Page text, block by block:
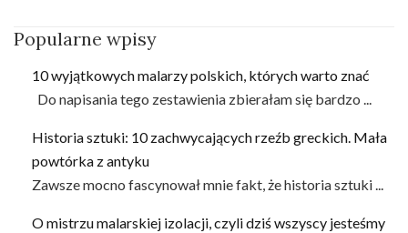
Popularne wpisy
10 wyjątkowych malarzy polskich, których warto znać
Do napisania tego zestawienia zbierałam się bardzo ...
Historia sztuki: 10 zachwycających rzeźb greckich. Mała
powtórka z antyku
Zawsze mocno fascynował mnie fakt, że historia sztuki ...
O mistrzu malarskiej izolacji, czyli dziś wszyscy jesteśmy